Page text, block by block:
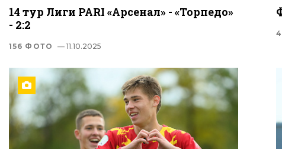
14 тур Лиги PARI «Арсенал» - «Торпедо»
- 2:2
156 ФОТО — 11.10.2025